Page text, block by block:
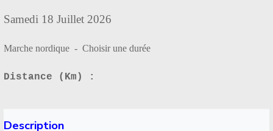
Samedi 18 Juillet 2026
Marche nordique - Choisir une durée
Distance (Km) :
Description